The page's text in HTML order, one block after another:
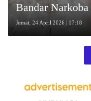
Bandar
Alirannya
Jumat, 24 April 2026 | 17:18